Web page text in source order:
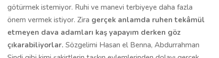
götürmek istemiyor. Ruhi ve manevi terbiyeye daha fazla
önem vermek istiyor. Zira gerçek anlamda ruhen tekâmül
etmeyen dava adamları kaş yapayım derken göz
çıkarabiliyorlar. Sözgelimi Hasan el Benna, Abdurrahman